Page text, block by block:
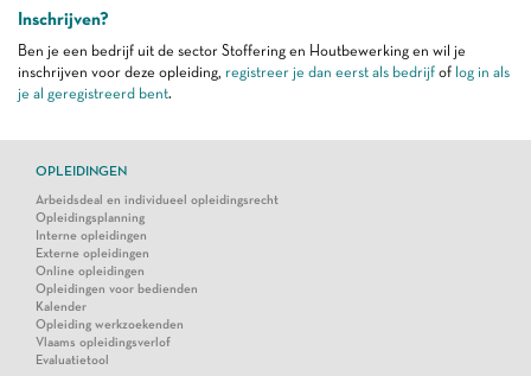
Inschrijven?
Ben je een bedrijf uit de sector Stoffering en Houtbewerking en wil je
inschrijven voor deze opleiding, registreer je dan eerst als bedrijf of log in als
je al geregistreerd bent.
OPLEIDINGEN
Arbeidsdeal en individueel opleidingsrecht
Opleidingsplanning
Interne opleidingen
Externe opleidingen
Online opleidingen
Opleidingen voor bedienden
Kalender
Opleiding werkzoekenden
Vlaams opleidingsverlof
Evaluatietool